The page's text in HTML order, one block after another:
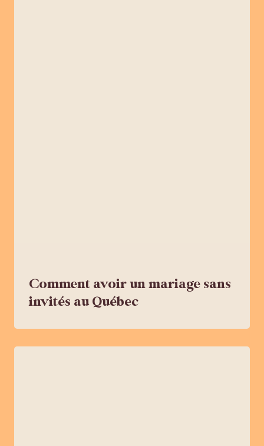
Comment avoir un mariage sans
invités au Québec